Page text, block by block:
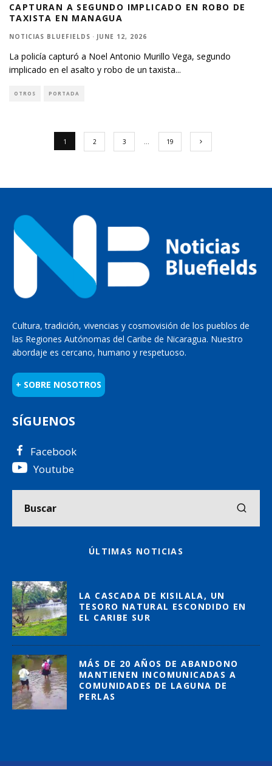
CAPTURAN A SEGUNDO IMPLICADO EN ROBO DE
TAXISTA EN MANAGUA
NOTICIAS BLUEFIELDS · JUNE 12, 2026
La policía capturó a Noel Antonio Murillo Vega, segundo
implicado en el asalto y robo de un taxista...
OTROS PORTADA
1 2 3 19
Cultura, tradición, vivencias y cosmovisión de los pueblos de
las Regiones Autónomas del Caribe de Nicaragua. Nuestro
abordaje es cercano, humano y respetuoso.
+ SOBRE NOSOTROS
SÍGUENOS
Facebook
Youtube
ÚLTIMAS NOTICIAS
LA CASCADA DE KISILALA, UN
TESORO NATURAL ESCONDIDO EN
EL CARIBE SUR
MÁS DE 20 AÑOS DE ABANDONO
MANTIENEN INCOMUNICADAS A
COMUNIDADES DE LAGUNA DE
PERLAS